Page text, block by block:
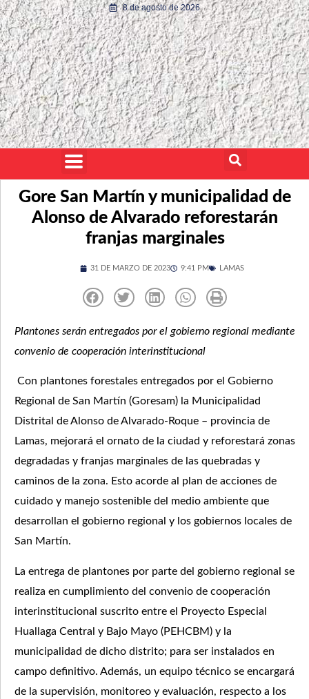
8 de agosto de 2026
Gore San Martín y municipalidad de
Alonso de Alvarado reforestarán
franjas marginales
31 DE MARZO DE 2023 9:41 PM LAMAS
Plantones serán entregados por el gobierno regional mediante
convenio de cooperación interinstitucional
Con plantones forestales entregados por el Gobierno
Regional de San Martín (Goresam) la Municipalidad
Distrital de Alonso de Alvarado-Roque – provincia de
Lamas, mejorará el ornato de la ciudad y reforestará zonas
degradadas y franjas marginales de las quebradas y
caminos de la zona. Esto acorde al plan de acciones de
cuidado y manejo sostenible del medio ambiente que
desarrollan el gobierno regional y los gobiernos locales de
San Martín.
La entrega de plantones por parte del gobierno regional se
realiza en cumplimiento del convenio de cooperación
interinstitucional suscrito entre el Proyecto Especial
Huallaga Central y Bajo Mayo (PEHCBM) y la
municipalidad de dicho distrito; para ser instalados en
campo definitivo. Además, un equipo técnico se encargará
de la supervisión, monitoreo y evaluación, respecto a los